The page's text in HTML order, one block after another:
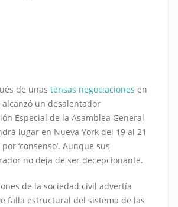
de unas tensas negociaciones en
alcanzó un desalentador
Especial de la Asamblea General
lugar en Nueva York del 19 al 21
‘consenso’. Aunque sus
no deja de ser decepcionante.
de la sociedad civil advertía
falla estructural del sistema de las